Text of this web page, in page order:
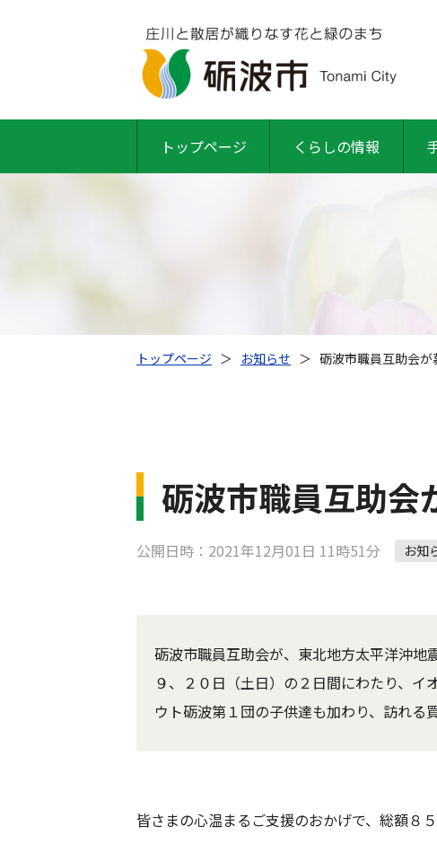
トップページ くらしの情報
トップページ ＞ お知らせ ＞ 砺波市職員互助会
砺波市職員互助会
公開日時：2021年12月01日 11時51分 お知
砺波市職員互助会が、東北地方太平洋沖
９、２０日（土日）の２日間にわたり、
ウト砺波第１団の子供達も加わり、訪れ
皆さまの心温まるご支援のおかげで、総額８